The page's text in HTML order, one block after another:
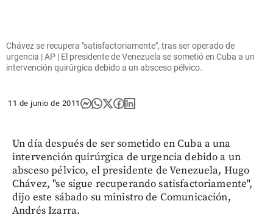
Chávez se recupera "satisfactoriamente", tras ser operado de
urgencia | AP | El presidente de Venezuela se sometió en Cuba a un
intervención quirúrgica debido a un absceso pélvico.
11 de junio de 2011
Un día después de ser sometido en Cuba a una
intervención quirúrgica de urgencia debido a un
absceso pélvico, el presidente de Venezuela, Hugo
Chávez, "se sigue recuperando satisfactoriamente",
dijo este sábado su ministro de Comunicación,
Andrés Izarra.